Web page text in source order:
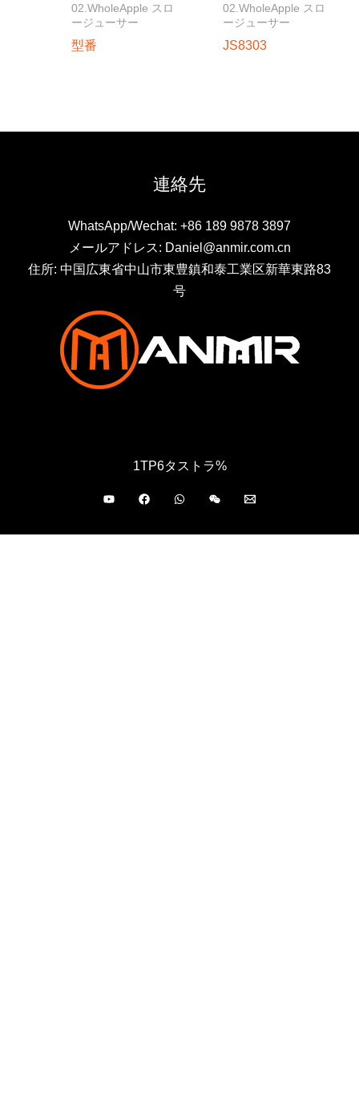
02.WholeApple スロ
ージューサー
型番
02.WholeApple スロ
ージューサー
JS8303
連絡先
WhatsApp/Wechat: +86 189 9878 3897
メールアドレス: Daniel@anmir.com.cn
住所: 中国広東省中山市東豊鎮和泰工業区新華東路83
号
1TP6タストラ%